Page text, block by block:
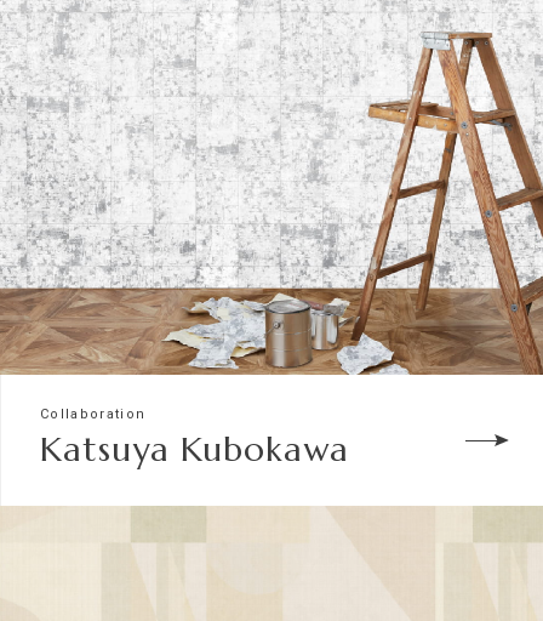
Collaboration
Katsuya Kubokawa